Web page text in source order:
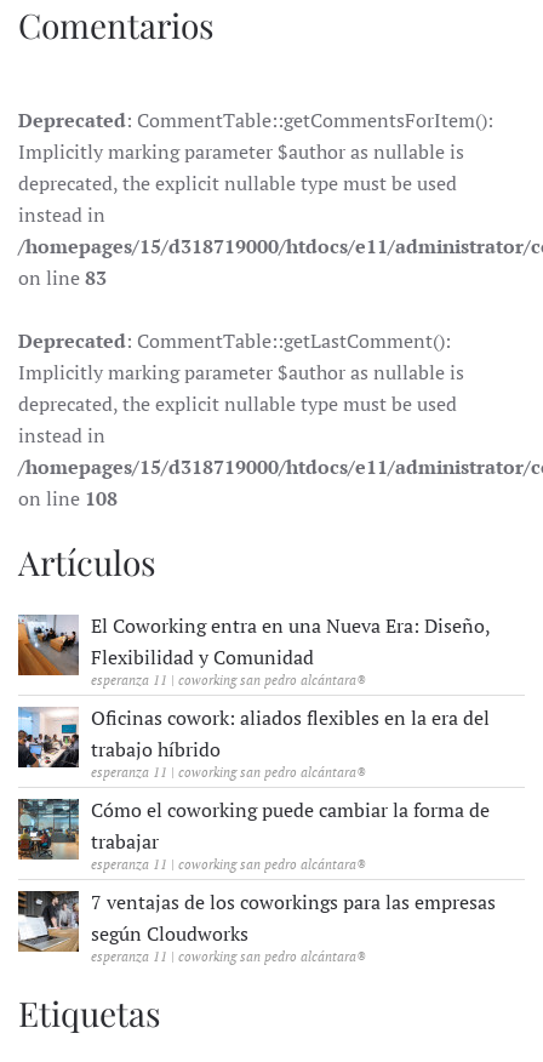
Comentarios
Deprecated: CommentTable::getCommentsForItem():
Implicitly marking parameter $author as nullable is
deprecated, the explicit nullable type must be used
instead in
/homepages/15/d318719000/htdocs/e11/
on line83
Deprecated: CommentTable::getLastComment():
Implicitly marking parameter $author as nullable is
deprecated, the explicit nullable type must be used
instead in
/homepages/15/d318719000/htdocs/e11/
on line 108
Artículos
El Coworking entra en una Nueva Era: Diseño,
Flexibilidad y Comunidad
esperanza 11 | coworking san pedro alcántara®
Oficinas cowork: aliados flexibles en la era del
trabajo híbrido
esperanza 11 | coworking san pedro alcántara®
Cómo el coworking puede cambiar la forma de
trabajar
esperanza 11 | coworking san pedro alcántara®
7 ventajas de los coworkings para las empresas
según Cloudworks
esperanza 11 | coworking san pedro alcántara®
Etiquetas